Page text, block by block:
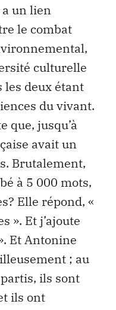
un lien
le combat
culturelle
les deux étant
du vivant.
que, jusqu’à
avait un
Brutalement,
à 5 000 mots,
Elle répond, «
». Et j’ajoute
Et Antonine
; au
ils sont
ils ont